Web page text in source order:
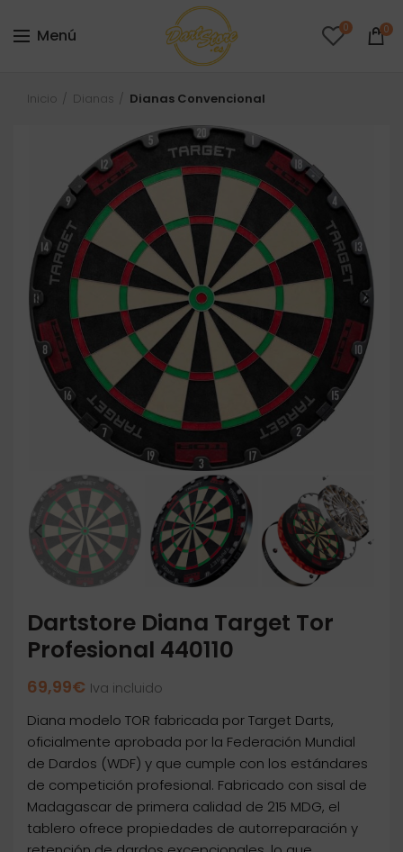
Menú 0 0
Inicio Dianas Dianas Convencional
Dartstore Diana Target Tor
Profesional 440110
69,99€ Iva incluido
Diana modelo TOR fabricada por Target Darts,
oficialmente aprobada por la Federación Mundial
de Dardos (WDF) y que cumple con los estándares
de competición profesional. Fabricado con sisal de
Madagascar de primera calidad de 215 MDG, el
tablero ofrece propiedades de autorreparación y